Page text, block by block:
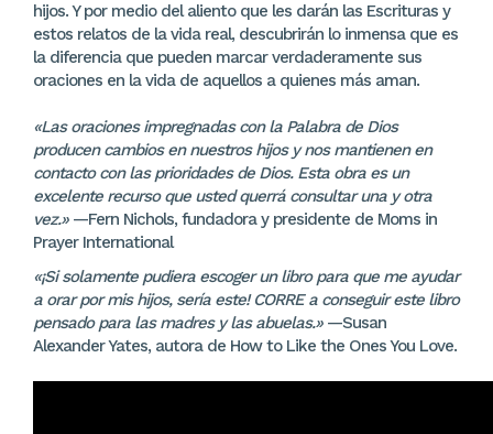
hijos. Y por medio del aliento que les darán las Escrituras y
estos relatos de la vida real, descubrirán lo inmensa que es
la diferencia que pueden marcar verdaderamente sus
oraciones en la vida de aquellos a quienes más aman.
«Las oraciones impregnadas con la Palabra de Dios
producen cambios en nuestros hijos y nos mantienen en
contacto con las prioridades de Dios. Esta obra es un
excelente recurso que usted querrá consultar una y otra
vez.» —Fern Nichols, fundadora y presidente de Moms in
Prayer International
«¡Si solamente pudiera escoger un libro para que me ayudar
a orar por mis hijos, sería este! CORRE a conseguir este libro
pensado para las madres y las abuelas.» —Susan
Alexander Yates, autora de How to Like the Ones You Love.